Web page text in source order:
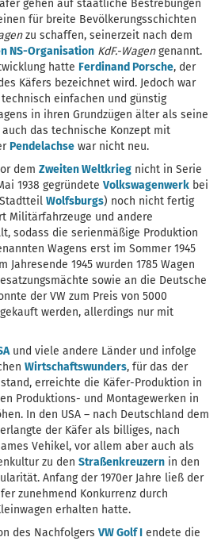
gehen auf staatliche Bestrebungen
für breite Bevölkerungsschichten
zu schaffen, seinerzeit nach dem
NS-Organisation KdF.-Wagengenannt.
hatte Ferdinand Porsche, der
Käfers bezeichnet wird. Jedoch war
einfachen und günstig
in ihren Grundzügen älter als seine
auch das technische Konzept mit
Pendelachse war nicht neu.
dem Zweiten Weltkrieg nicht in Serie
1938 gegründete Volkswagenwerk bei
Wolfsburgs) noch nicht fertig
Militärfahrzeuge und andere
sodass die serienmäßige Produktion
Wagens erst im Sommer 1945
Jahresende 1945 wurden 1785 Wagen
sowie an die Deutsche
der VW zum Preis von 5000
werden, allerdings nur mit
und viele andere Länder und infolge
Wirtschaftswunders, für das der
erreichte die Käfer-Produktion in
Produktions- und Montagewerken in
In den USA – nach Deutschland dem
der Käfer als billiges, nach
Vehikel, vor allem aber auch als
zu den Straßenkreuzern in den
Anfang der 1970er Jahre ließ der
zunehmend Konkurrenz durch
erhalten hatte.
des Nachfolgers VW Golf I endete die